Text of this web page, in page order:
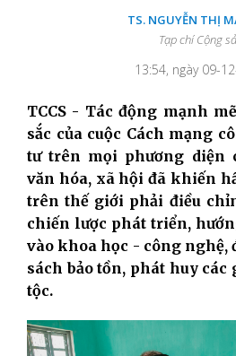
TS. NGUYỄN THỊ
Tạp chí Cộng
13:54, ngày 09-
TCCS - Tác động mạnh
sắc của cuộc Cách mạng
tư trên mọi phương diện
văn hóa, xã hội đã khiến
trên thế giới phải điều
chiến lược phát triển,
vào khoa học - công nghệ,
sách bảo tồn, phát huy các
tộc.